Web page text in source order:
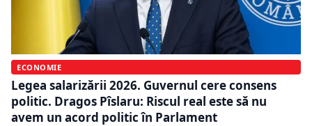
ECONOMIE
Legea salarizării 2026. Guvernul cere consens
politic. Dragos Pîslaru: Riscul real este să nu
avem un acord politic în Parlament